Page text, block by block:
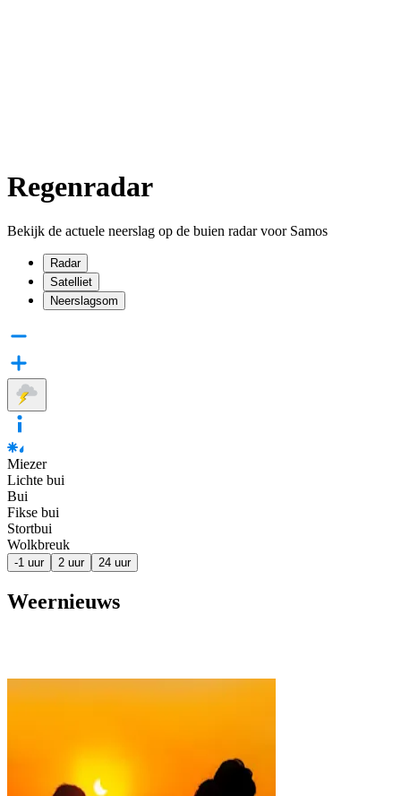
Regenradar
Bekijk de actuele neerslag op de buien radar voor Samos
Radar
Satelliet
Neerslagsom
Miezer
Lichte bui
Bui
Fikse bui
Stortbui
Wolkbreuk
-1 uur 2 uur 24 uur
Weernieuws